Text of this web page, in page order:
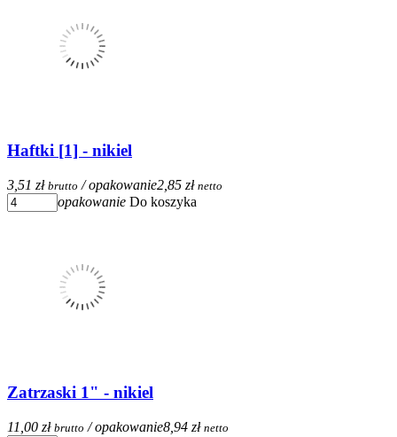
Haftki [1] - nikiel
3,51 zł brutto / opakowanie2,85 zł netto
opakowanie Do koszyka
Zatrzaski 1" - nikiel
11,00 zł brutto / opakowanie8,94 zł netto